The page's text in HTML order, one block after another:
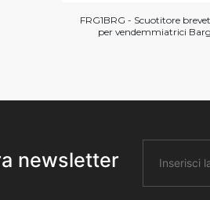
FRG1BRG - Scuotitore
per vendemmiatrici
newsletter